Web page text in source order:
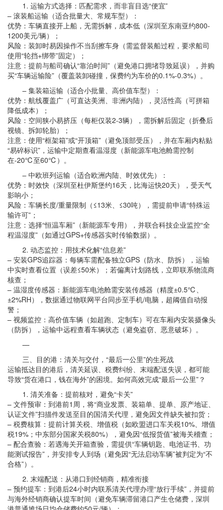
1. 运输方式选择：匹配需求，而非盲目选“便宜”
– 滚装船运输（适合批量大、常规车型）：
优势：车辆直接开上船，无需拆解，成本低（深圳至东南亚约800-
1200美元/辆）；
风险：装卸时易因操作不当刮擦车身（需监督装船过程，要求船司
使用“轮挡+绑带”固定）；
注意：提前与船司确认“靠泊时间”（避免港口拥堵导致延误），并购
买“车辆运输险”（覆盖装卸碰撞，保费约为车价的0.1%-0.3%）。
– 集装箱运输（适合小批量、高价值车型）：
优势：航线覆盖广（可直达美洲、非洲内陆），灵活性高（可拼箱
降低成本）；
风险：空间狭小易挤压（每柜仅装2-3辆），需拆解后固定（折叠后
视镜、拆卸轮胎）；
注意：使用“框架箱”或“开顶箱”（避免顶部受压），并在车厢内粘贴
“易碎标识”，运输中定期查看温湿度（新能源车电池舱需控制
在-20℃至60℃）。
– 中欧班列运输（适合欧洲内陆、时效优先）：
优势：时效快（深圳至杜伊斯堡约16天，比海运快20天），受天气
影响小；
风险：车辆长度/重量限制（≤13米、≤30吨），需提前申请“特殊运
输许可”；
注意：选择“恒温车厢”（新能源车专用），并联合科技企业监控“全
程温湿度”（如通过GPS+传感器实时传输数据）。
2. 动态监控：用技术化解“信息差”
– 安装GPS追踪器：每辆车需配备独立GPS（防水、防拆），运输
中实时查看位置（误差≤50米）；若偏离计划路线，立即联系物流商
核查；
– 温湿度传感器：新能源车电池舱需安装传感器（精度±0.5℃、
±2%RH），数据通过物联网平台同步至手机/电脑，超阈值自动报
警；
– 视频监控：高价值车辆（如超跑、定制车）可在车厢内安装摄像头
（防拆），运输中远程查看车辆状态（避免盗窃、恶意破坏）。
—
三、目的港：清关与交付，“最后一公里”的生死战
运输抵达目的港后，清关延误、税费纠纷、末端配送失误，都可能
导致“货在港口，钱在海外”的困境。如何高效完成“最后一公里”？
1. 清关准备：提前核对，避免“卡关”
– 文件预审：到港前1周，将“商业发票、装箱单、提单、原产地证、
认证文件”扫描件发送至目的国清关代理，避免因文件缺失被扣货；
– 税费核算：提前计算关税、增值税（如欧盟进口车关税10%、增值
税19%；中东部分国家关税80%），避免因“低报货值”被海关稽查；
– 配合查验：若遇海关开箱查验，需提供“车辆钥匙、电池证书、功
能测试报告”，并安排专人到场（避免因“无法启动车辆”被判定为“不
合格”）。
2. 末端配送：从港口到经销商，精准衔接
– 预约提车：到港后24小时内联系清关代理办理“放行手续”，并提前
与海外经销商确认提车时间（避免车辆滞留港口产生仓储费，深圳